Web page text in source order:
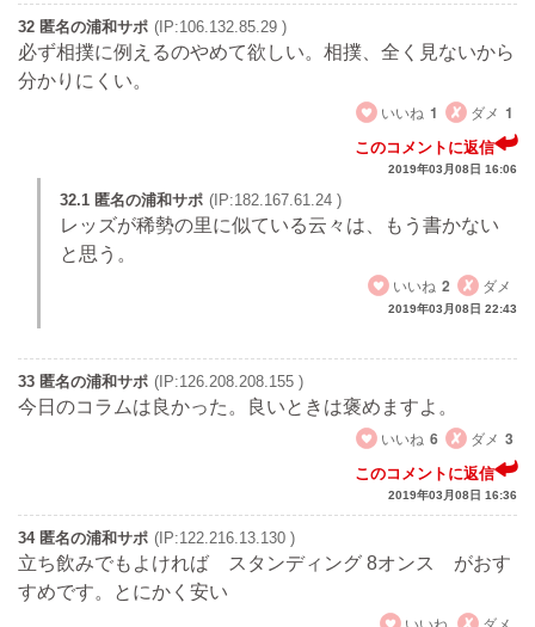
32 匿名の浦和サポ (IP:106.132.85.29 )
必ず相撲に例えるのやめて欲しい。相撲、全く見ないから
分かりにくい。
いいね 1 ダメ 1
このコメントに返信
2019年03月08日 16:06
32.1 匿名の浦和サポ (IP:182.167.61.24 )
レッズが稀勢の里に似ている云々は、もう書かない
と思う。
いいね 2 ダメ
2019年03月08日 22:43
33 匿名の浦和サポ (IP:126.208.208.155 )
今日のコラムは良かった。良いときは褒めますよ。
いいね 6 ダメ 3
このコメントに返信
2019年03月08日 16:36
34 匿名の浦和サポ (IP:122.216.13.130 )
立ち飲みでもよければ スタンディング 8オンス がおす
すめです。とにかく安い
いいね
ダメ